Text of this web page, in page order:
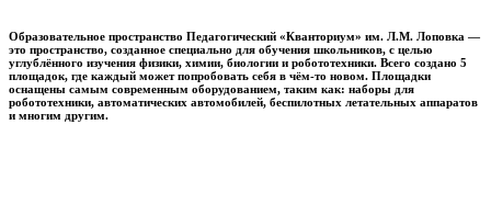
Образовательное пространство Педагогический «Кванториум» им. Л.М. Лоповка —
это пространство, созданное специально для обучения школьников, с целью
углублённого изучения физики, химии, биологии и робототехники. Всего создано 5
площадок, где каждый может попробовать себя в чём-то новом. Площадки
оснащены самым современным оборудованием, таким как: наборы для
робототехники, автоматических автомобилей, беспилотных летательных аппаратов
и многим другим.